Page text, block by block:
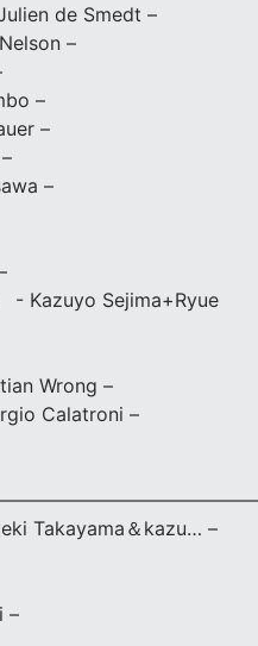
de Smedt –
–
–
–
–
- Kazuyo Sejima+Ryue
Wrong –
Calatroni –
Takayama＆kazu… –
–